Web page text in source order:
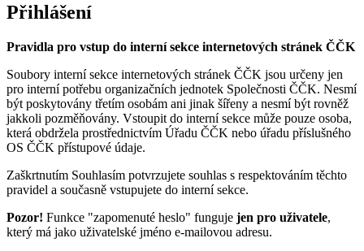
Přihlášení
Pravidla pro vstup do interní sekce internetových stránek ČČK
Soubory interní sekce internetových stránek ČČK jsou určeny jen
pro interní potřebu organizačních jednotek Společnosti ČČK. Nesmí
být poskytovány třetím osobám ani jinak šířeny a nesmí být rovněž
jakkoli pozměňovány. Vstoupit do interní sekce může pouze osoba,
která obdržela prostřednictvím Úřadu ČČK nebo úřadu příslušného
OS ČČK přístupové údaje.
Zaškrtnutím Souhlasím potvrzujete souhlas s respektováním těchto
pravidel a současně vstupujete do interní sekce.
Pozor! Funkce "zapomenuté heslo" funguje jen pro uživatele,
který má jako uživatelské jméno e-mailovou adresu.